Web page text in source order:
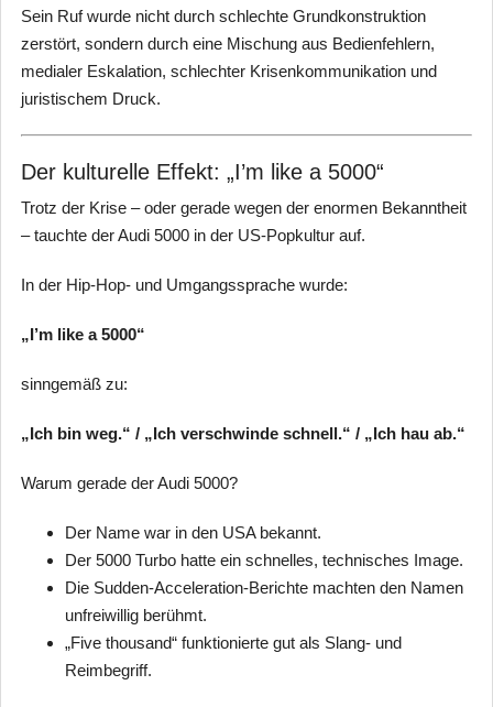
Sein Ruf wurde nicht durch schlechte Grundkonstruktion
zerstört, sondern durch eine Mischung aus Bedienfehlern,
medialer Eskalation, schlechter Krisenkommunikation und
juristischem Druck.
Der kulturelle Effekt: „I’m like a 5000“
Trotz der Krise – oder gerade wegen der enormen Bekanntheit
– tauchte der Audi 5000 in der US-Popkultur auf.
In der Hip-Hop- und Umgangssprache wurde:
„I’m like a 5000“
sinngemäß zu:
„Ich bin weg.“ / „Ich verschwinde schnell.“ / „Ich hau ab.“
Warum gerade der Audi 5000?
Der Name war in den USA bekannt.
Der 5000 Turbo hatte ein schnelles, technisches Image.
Die Sudden-Acceleration-Berichte machten den Namen
unfreiwillig berühmt.
„Five thousand“ funktionierte gut als Slang- und
Reimbegriff.